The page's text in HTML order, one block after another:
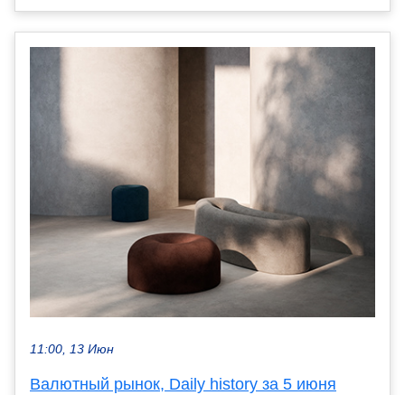
11:00, 13 Июн
Валютный рынок, Daily history за 5 июня